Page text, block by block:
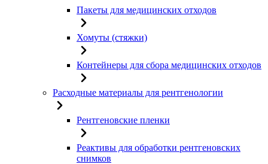
Пакеты для медицинских отходов
Хомуты (стяжки)
Контейнеры для сбора медицинских отходов
Расходные материалы для рентгенологии
Рентгеновские пленки
Реактивы для обработки рентгеновских
снимков